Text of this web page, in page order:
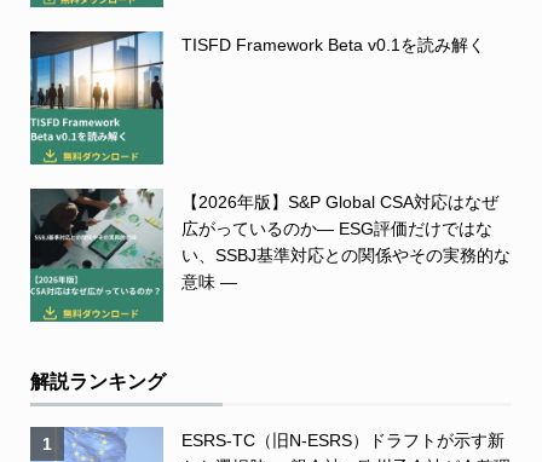
TISFD Framework Beta v0.1を読み解く
【2026年版】S&P Global CSA対応はなぜ
広がっているのか― ESG評価だけではな
い、SSBJ基準対応との関係やその実務的な
意味 ―
解説ランキング
1
ESRS-TC（旧N-ESRS）ドラフトが示す新